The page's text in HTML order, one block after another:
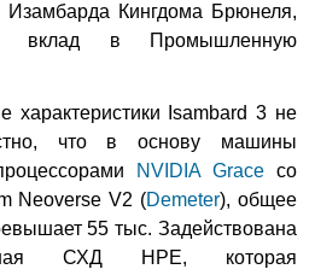
Изамбарда Кингдома Брюнеля,
вклад в Промышленную
характеристики Isambard 3 не
что в основу машины
NVIDIA Grace со
Neoverse V2 (Demeter), общее
55 тыс. Задействована
СХД HPE, которая